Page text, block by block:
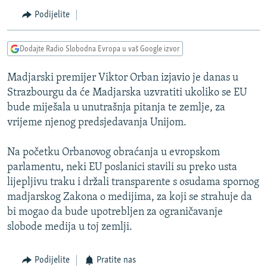
navigaciju
Pređite
na
CRNA GORA
VIDEO
FOTOGALERIJE
INFOGRAFIKE
PODCASTI
RAT U UKRAJINI
KINA NA BALKANU
RSE PRIČE IZ SVIJETA
ISPRIČAJ MI
DNEVNO@RSE
SPECIJALI RSE
VIŠE OD NASLOVA
GENOCID U SREBRENICI
PRATITE NAS
Podijelite
Dodajte Radio Slobodna Evropa u vaš Google izvor
Madjarski premijer Viktor Orban izjavio je danas u
Strazbourgu da će Madjarska uzvratiti ukoliko se EU
bude miješala u unutrašnja pitanja te zemlje, za
vrijeme njenog predsjedavanja Unijom.
Na početku Orbanovog obraćanja u evropskom
parlamentu, neki EU poslanici stavili su preko usta
lijepljivu traku i držali transparente s osudama spornog
madjarskog Zakona o medijima, za koji se strahuje da
bi mogao da bude upotrebljen za ograničavanje
slobode medija u toj zemlji.
Podijelite Pratite nas